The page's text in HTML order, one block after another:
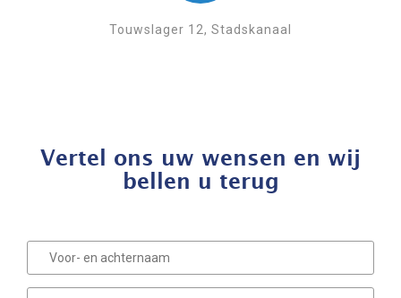
Touwslager 12, Stadskanaal
Vertel ons uw wensen en wij
bellen u terug